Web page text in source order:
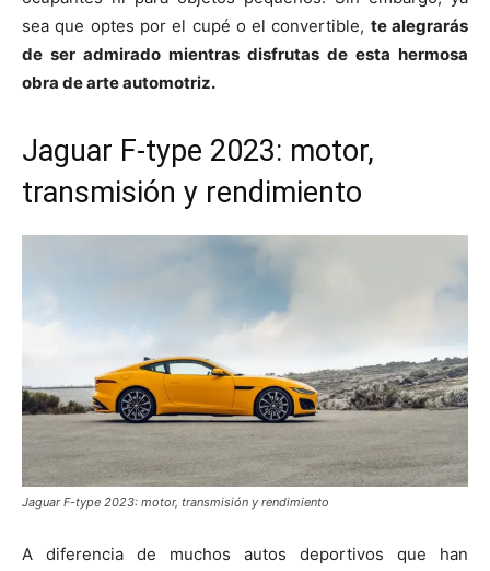
sea que optes por el cupé o el convertible, te alegrarás
de ser admirado mientras disfrutas de esta hermosa
obra de arte automotriz.
Jaguar F-type 2023: motor,
transmisión y rendimiento
Jaguar F-type 2023: motor, transmisión y rendimiento
A diferencia de muchos autos deportivos que han